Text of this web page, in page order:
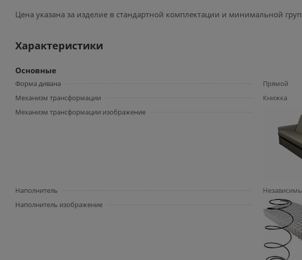
Цена указана за изделие в стандартной комплектации и минимальной
Характеристики
Основные
Форма дивана
Прямой
Механизм трансформации
Книжка
Механизм трансформации изображение
Наполнитель
Наполнитель изображение